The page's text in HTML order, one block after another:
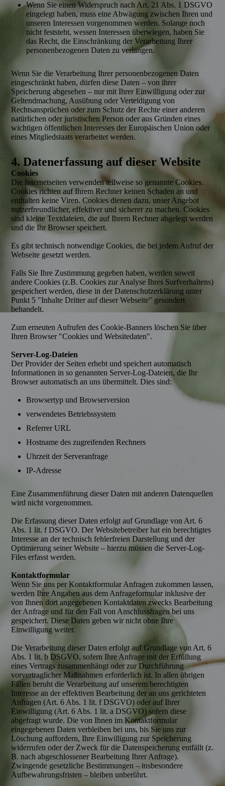
Wenn Sie einen Widerspruch nach Art. 21 Abs. 1 DSGVO
eingelegt haben, muss eine Abwägung zwischen Ihren und
unseren Interessen vorgenommen werden. Solange noch
nicht feststeht, wessen Interessen überwiegen, haben Sie
das Recht, die Einschränkung der Verarbeitung Ihrer
personenbezogenen Daten zu verlangen.
Wenn Sie die Verarbeitung Ihrer personenbezogenen Daten
eingeschränkt haben, dürfen diese Daten – von ihrer
Speicherung abgesehen – nur mit Ihrer Einwilligung oder zur
Geltendmachung, Ausübung oder Verteidigung von
Rechtsansprüchen oder zum Schutz der Rechte einer anderen
natürlichen oder juristischen Person oder aus Gründen eines
wichtigen öffentlichen Interesses der Europäischen Union oder
eines Mitgliedstaats verarbeitet werden.
4. Datenerfassung auf dieser Website
Cookies
Die Internetseiten verwenden teilweise so genannte Cookies.
Cookies richten auf Ihrem Rechner keinen Schaden an und
enthalten keine Viren. Cookies dienen dazu, unser Angebot
nutzerfreundlicher, effektiver und sicherer zu machen. Cookies
sind kleine Textdateien, die auf Ihrem Rechner abgelegt werden
und die Ihr Browser speichert.
Es gibt technisch notwendige Cookies, die bei jedem Aufruf der
Webseite gesetzt werden.
Falls Sie Ihre Zustimmung gegeben haben, werden soweit
andere Cookies (z.B. Cookies zur Analyse Ihres Surfverhaltens)
gespeichert werden, diese in der Datenschutzerklärung unter
Punkt 5 "Inhalte Dritter auf dieser Webseite" gesondert
behandelt.
Zum erneuten Aufrufen des Cookie-Banners löschen Sie über
Ihren Browser "Cookies und Websitedaten".
Server-Log-Dateien
Der Provider der Seiten erhebt und speichert automatisch
Informationen in so genannten Server-Log-Dateien, die Ihr
Browser automatisch an uns übermittelt. Dies sind:
Browsertyp und Browserversion
verwendetes Betriebssystem
Referrer URL
Hostname des zugreifenden Rechners
Uhrzeit der Serveranfrage
IP-Adresse
Eine Zusammenführung dieser Daten mit anderen Datenquellen
wird nicht vorgenommen.
Die Erfassung dieser Daten erfolgt auf Grundlage von Art. 6
Abs. 1 lit. f DSGVO. Der Websitebetreiber hat ein berechtigtes
Interesse an der technisch fehlerfreien Darstellung und der
Optimierung seiner Website – hierzu müssen die Server-Log-
Files erfasst werden.
Kontaktformular
Wenn Sie uns per Kontaktformular Anfragen zukommen lassen,
werden Ihre Angaben aus dem Anfrageformular inklusive der
von Ihnen dort angegebenen Kontaktdaten zwecks Bearbeitung
der Anfrage und für den Fall von Anschlussfragen bei uns
gespeichert. Diese Daten geben wir nicht ohne Ihre
Einwilligung weiter.
Die Verarbeitung dieser Daten erfolgt auf Grundlage von Art. 6
Abs. 1 lit. b DSGVO, sofern Ihre Anfrage mit der Erfüllung
eines Vertrags zusammenhängt oder zur Durchführung
vorvertraglicher Maßnahmen erforderlich ist. In allen übrigen
Fällen beruht die Verarbeitung auf unserem berechtigten
Interesse an der effektiven Bearbeitung der an uns gerichteten
Anfragen (Art. 6 Abs. 1 lit. f DSGVO) oder auf Ihrer
Einwilligung (Art. 6 Abs. 1 lit. a DSGVO) sofern diese
abgefragt wurde. Die von Ihnen im Kontaktformular
eingegebenen Daten verbleiben bei uns, bis Sie uns zur
Löschung auffordern, Ihre Einwilligung zur Speicherung
widerrufen oder der Zweck für die Datenspeicherung entfällt (z.
B. nach abgeschlossener Bearbeitung Ihrer Anfrage).
Zwingende gesetzliche Bestimmungen – insbesondere
Aufbewahrungsfristen – bleiben unberührt.